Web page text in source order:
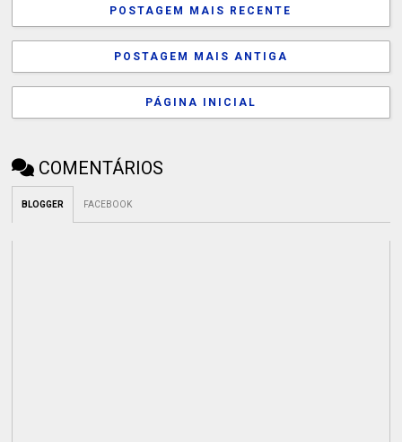
POSTAGEM MAIS RECENTE
POSTAGEM MAIS ANTIGA
PÁGINA INICIAL
COMENTÁRIOS
BLOGGER FACEBOOK